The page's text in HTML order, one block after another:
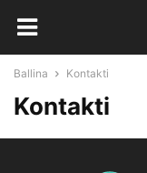
Ballina Kontakti
Kontakti